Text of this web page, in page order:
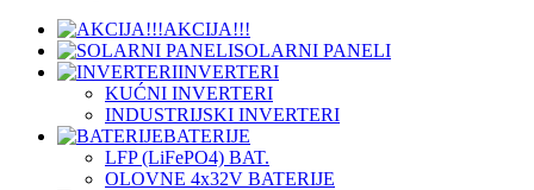
AKCIJA!!!
SOLARNI PANELI
INVERTERI
KUĆNI INVERTERI
INDUSTRIJSKI INVERTERI
BATERIJE
LFP (LiFeРО4) BAT.
OLOVNE 4x32V BATERIJE